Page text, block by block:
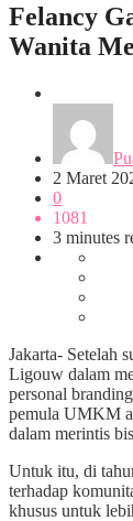
Felancy
Wanita
2 Maret
0
1081
3 minutes
Jakarta- Setelah
Ligouw dalam
personal
pemula UMKM
dalam merintis
Untuk itu, di
terhadap
khusus untuk